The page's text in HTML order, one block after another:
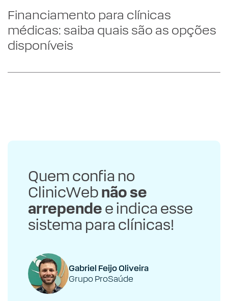
Financiamento para clínicas
médicas: saiba quais são as opções
disponíveis
Quem confia no
ClinicWeb não se
arrepende e indica esse
sistema para clínicas!
Gabriel Feijo Oliveira
Grupo ProSaúde